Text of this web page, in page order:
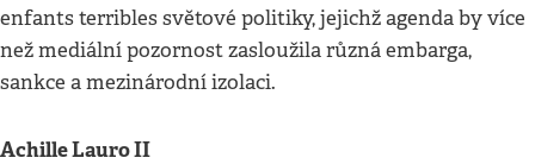
enfants terribles světové politiky, jejichž agenda by více
než mediální pozornost zasloužila různá embarga,
sankce a mezinárodní izolaci.
Achille Lauro II